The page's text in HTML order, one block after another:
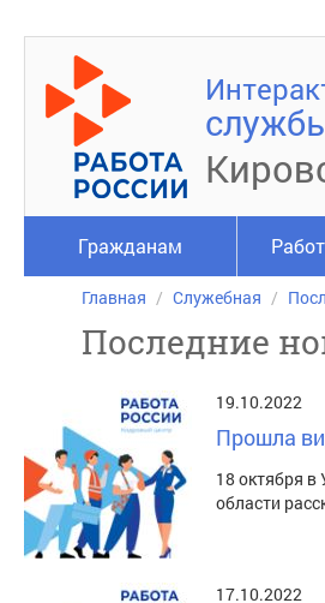
Гражданам
Главная Служебная
Последние
19.10.2022
Прошла
18 октября
области
17.10.2022